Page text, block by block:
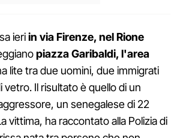
ieriin via Firenze, nel Rione
piazza Garibaldi, l'area
lite tra due uomini, due immigrati
Il risultato è quello di un
un senegalese di 22
vittima, ha raccontato alla Polizia di